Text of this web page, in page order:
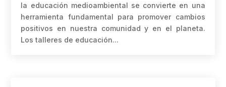
la educación medioambiental se convierte en una
herramienta fundamental para promover cambios
positivos en nuestra comunidad y en el planeta.
Los talleres de educación...